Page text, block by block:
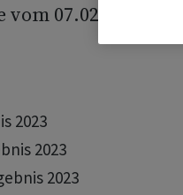
07.02.2024 -
2023
2023
2023